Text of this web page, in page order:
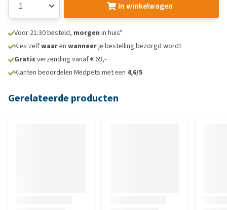
In winkelwagen
Voor 21:30 besteld, morgen in huis*
Kies zelfwaaren wanneerje bestelling bezorgd wordt
Gratis verzending vanaf € 69,-
Klanten beoordelen Medpets met een 4,6/5
Gerelateerde producten